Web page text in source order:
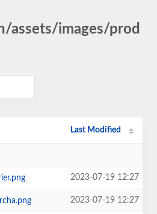
assets/images/prod
Last Modified
2023-07-19 12:27
2023-07-19 12:27